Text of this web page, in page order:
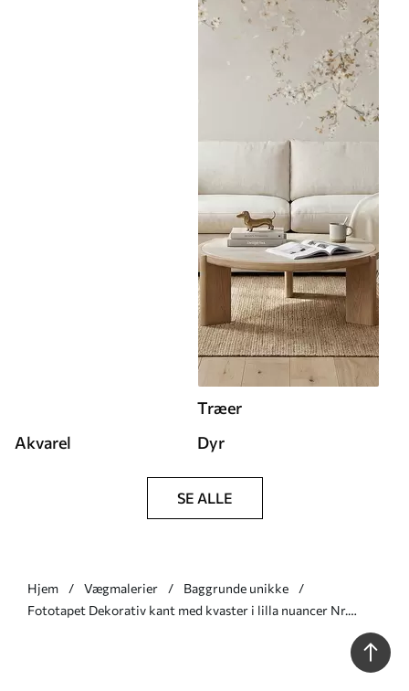
Træer
Akvarel
Dyr
SE ALLE
Hjem Vægmalerier
Baggrunde unikke
Fototapet Dekorativ kant med kvaster i lilla nuancer Nr.